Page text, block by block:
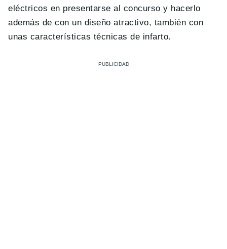
eléctricos en presentarse al concurso y hacerlo
además de con un diseño atractivo, también con
unas características técnicas de infarto.